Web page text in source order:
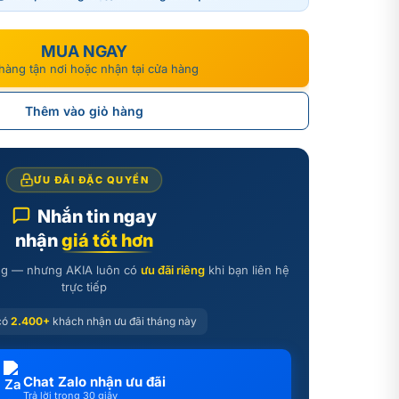
MUA NGAY
tận nơi hoặc nhận tại cửa hàng
Thêm vào giỏ hàng
ƯU ĐÃI ĐẶC QUYỀN
Nhắn tin ngay
nhậngiá tốt hơn
— nhưng AKIA luôn có ưu đãi riêngkhi bạn liên hệ
trực tiếp
2.400+ khách nhận ưu đãi tháng này
Chat Zalo nhận ưu đãi
Trả lời trong 30 giây